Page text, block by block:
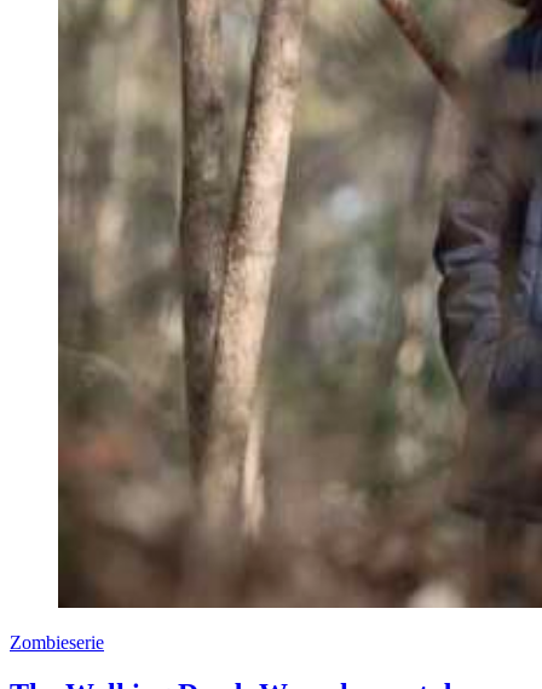
Zombieserie